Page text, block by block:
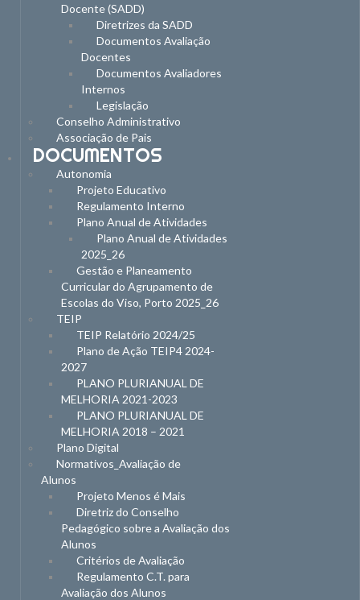
Docente (SADD)
Diretrizes da SADD
Documentos Avaliação
Docentes
Documentos Avaliadores
Internos
Legislação
Conselho Administrativo
Associação de Pais
DOCUMENTOS
Autonomia
Projeto Educativo
Regulamento Interno
Plano Anual de Atividades
Plano Anual de Atividades
2025_26
Gestão e Planeamento
Curricular do Agrupamento de
Escolas do Viso, Porto 2025_26
TEIP
TEIP Relatório 2024/25
Plano de Ação TEIP4 2024-
2027
PLANO PLURIANUAL DE
MELHORIA 2021-2023
PLANO PLURIANUAL DE
MELHORIA 2018 – 2021
Plano Digital
Normativos_Avaliação de
Alunos
Projeto Menos é Mais
Diretriz do Conselho
Pedagógico sobre a Avaliação dos
Alunos
Critérios de Avaliação
Regulamento C.T. para
Avaliação dos Alunos